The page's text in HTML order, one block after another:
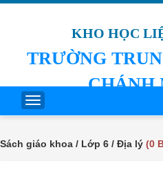
KHO HỌC
TRƯỜNG
CHÁNH
Sách giáo khoa / Lớp 6 / Địa lý (0